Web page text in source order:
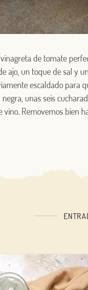
de tomate
ajo, un toque de sal y
escaldado para
unas seis
vino. Removemos bien
O CON TU
Correo electrónico